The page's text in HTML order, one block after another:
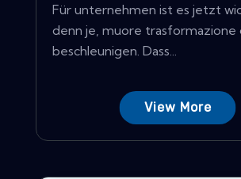
Für unternehmen ist es jetzt
denn je, muore trasformazione
beschleunigen. Dass...
View More